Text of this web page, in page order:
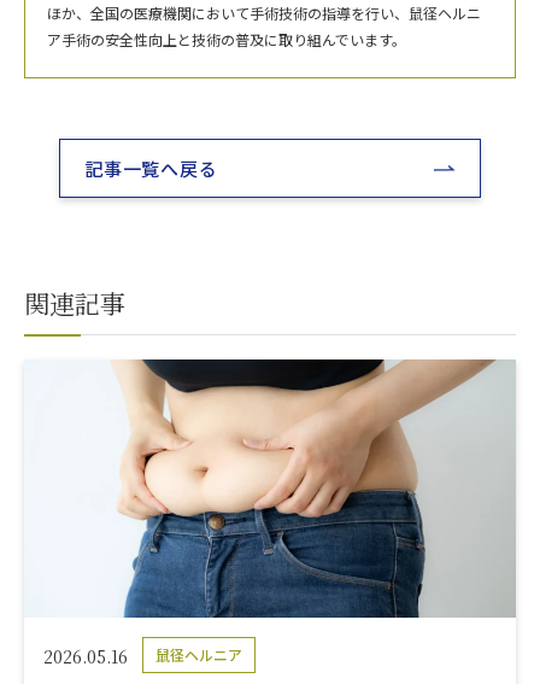
ほか、全国の医療機関において手術技術の指導を行い、鼠径ヘルニ
ア手術の安全性向上と技術の普及に取り組んでいます。
記事一覧へ戻る
関連記事
2026.05.16 鼠径ヘルニア